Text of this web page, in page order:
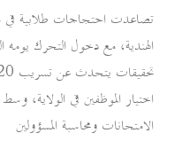
تصاعدت احتجاجات طلابية في
اختيار الموظفين في الولاية،
الامتحانات ومحاسبة المسؤولين